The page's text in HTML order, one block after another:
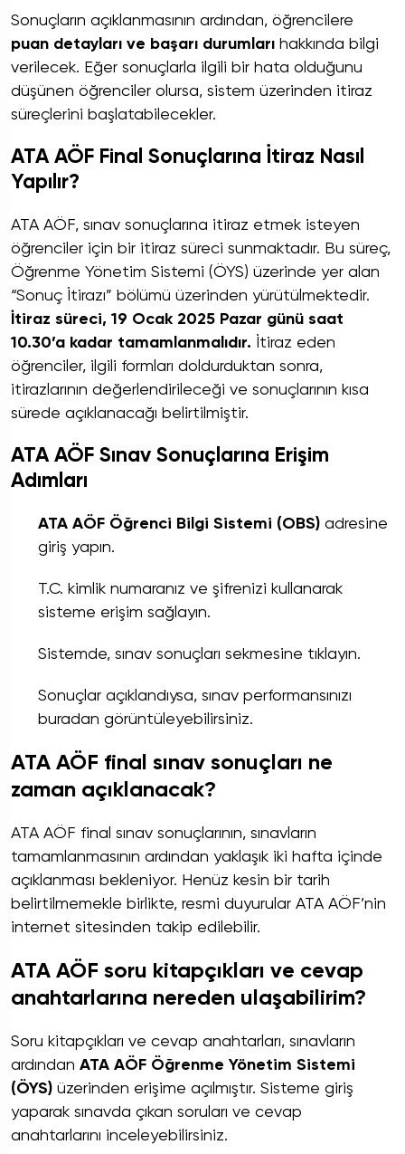
Sonuçların açıklanmasının ardından, öğrencilere
puan detayları ve başarı durumları hakkında bilgi
verilecek. Eğer sonuçlarla ilgili bir hata olduğunu
düşünen öğrenciler olursa, sistem üzerinden itiraz
süreçlerini başlatabilecekler.
ATA AÖF Final Sonuçlarına İtiraz Nasıl
Yapılır?
ATA AÖF, sınav sonuçlarına itiraz etmek isteyen
öğrenciler için bir itiraz süreci sunmaktadır. Bu süreç,
Öğrenme Yönetim Sistemi (ÖYS) üzerinde yer alan
“Sonuç İtirazı” bölümü üzerinden yürütülmektedir.
İtiraz süreci, 19 Ocak 2025 Pazar günü saat
10.30’a kadar tamamlanmalıdır. İtiraz eden
öğrenciler, ilgili formları doldurduktan sonra,
itirazlarının değerlendirileceği ve sonuçlarının kısa
sürede açıklanacağı belirtilmiştir.
ATA AÖF Sınav Sonuçlarına Erişim
Adımları
ATA AÖF Öğrenci Bilgi Sistemi (OBS) adresine
giriş yapın.
T.C. kimlik numaranız ve şifrenizi kullanarak
sisteme erişim sağlayın.
Sistemde, sınav sonuçları sekmesine tıklayın.
Sonuçlar açıklandıysa, sınav performansınızı
buradan görüntüleyebilirsiniz.
ATA AÖF final sınav sonuçları ne
zaman açıklanacak?
ATA AÖF final sınav sonuçlarının, sınavların
tamamlanmasının ardından yaklaşık iki hafta içinde
açıklanması bekleniyor. Henüz kesin bir tarih
belirtilmemekle birlikte, resmi duyurular ATA AÖF’nin
internet sitesinden takip edilebilir.
ATA AÖF soru kitapçıkları ve cevap
anahtarlarına nereden ulaşabilirim?
Soru kitapçıkları ve cevap anahtarları, sınavların
ardından ATA AÖF Öğrenme Yönetim Sistemi
(ÖYS) üzerinden erişime açılmıştır. Sisteme giriş
yaparak sınavda çıkan soruları ve cevap
anahtarlarını inceleyebilirsiniz.